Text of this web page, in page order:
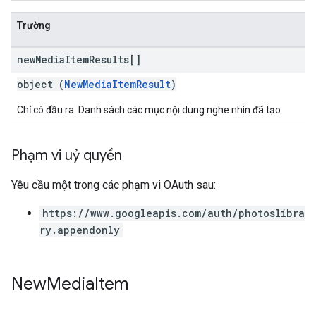
Trường
newMediaItemResults[]
object (NewMediaItemResult)
Chỉ có đầu ra. Danh sách các mục nội dung nghe nhìn đã tạo.
Phạm vi uỷ quyền
Yêu cầu một trong các phạm vi OAuth sau:
https://www.googleapis.com/auth/photoslibra
ry.appendonly
NewMediaItem